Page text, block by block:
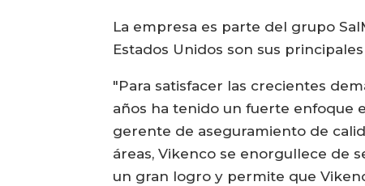
La empresa es parte del grupo
Estados Unidos son sus
"Para satisfacer las crecientes
años ha tenido un fuerte enfoque
gerente de aseguramiento de
áreas, Vikenco se enorgullece de
un gran logro y permite que